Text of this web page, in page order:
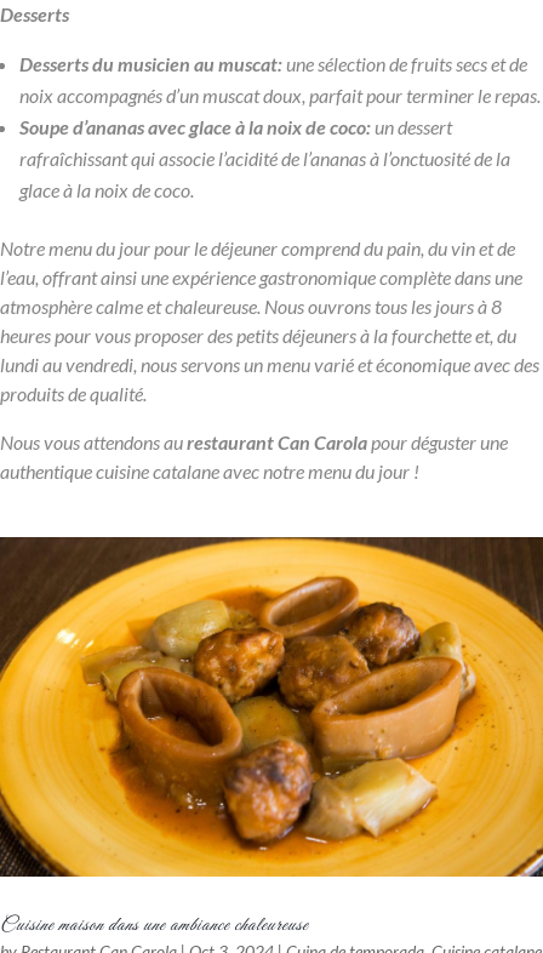
Desserts
Desserts du musicien au muscat:une sélection de fruits secs et de
noix accompagnés d’un muscat doux, parfait pour terminer le repas.
Soupe d’ananas avec glace à la noix de coco:un dessert
rafraîchissant qui associe l’acidité de l’ananas à l’onctuosité de la
glace à la noix de coco.
Notre menu du jour pour le déjeuner comprend du pain, du vin et de
l’eau, offrant ainsi une expérience gastronomique complète dans une
atmosphère calme et chaleureuse. Nous ouvrons tous les jours à 8
heures pour vous proposer des petits déjeuners à la fourchette et, du
lundi au vendredi, nous servons un menu varié et économique avec des
produits de qualité.
Nous vous attendons aurestaurant Can Carola pour déguster une
authentique cuisine catalane avec notre menu du jour !
Cuisine maison dans une ambiance chaleureuse